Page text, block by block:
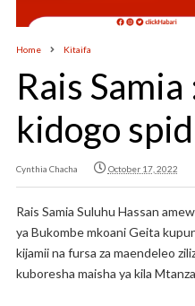
Home Kitaifa
Rais
kidogo
Cynthia Chacha October 17, 2022
Rais Samia Suluhu Hassan
ya Bukombe mkoani Geita
kijamii na fursa za maendeleo
kuboresha maisha ya kila